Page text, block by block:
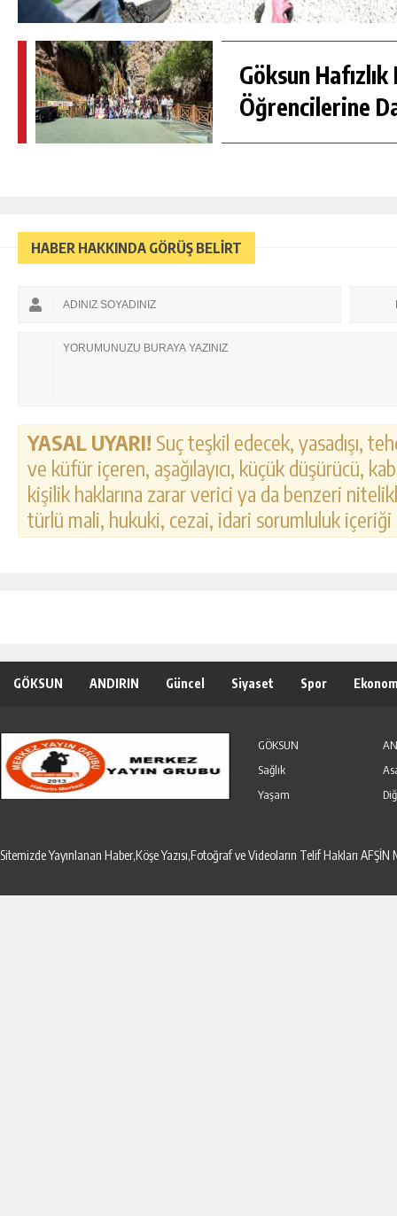
Göksun Hafızlık
Öğrencilerine
HABER HAKKINDA GÖRÜŞ BELİRT
YASAL UYARI! Suç teşkil edecek, yasadışı,
ve küfür içeren, aşağılayıcı, küçük düşürücü,
kişilik haklarına zarar verici ya da benzeri
türlü mali, hukuki, cezai, idari sorumluluk
GÖKSUN ANDIRIN Güncel Siyaset Spor
GÖKSUN
Sağlık
Yaşam
Sitemizde Yayınlanan Haber,Köşe Yazısı,Fotoğraf ve Videoların Telif Hakları